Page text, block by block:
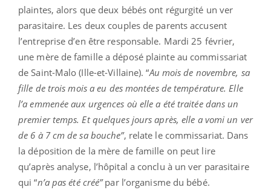
plaintes, alors que deux bébés ont régurgité un ver
parasitaire. Les deux couples de parents accusent
l’entreprise d’en être responsable. Mardi 25 février,
une mère de famille a déposé plainte au commissariat
de Saint-Malo (Ille-et-Villaine). “Au mois de novembre, sa
fille de trois mois a eu des montées de température. Elle
l’a emmenée aux urgences où elle a été traitée dans un
premier temps. Et quelques jours après, elle a vomi un ver
de 6 à 7 cm de sa bouche”, relate le commissariat. Dans
la déposition de la mère de famille on peut lire
qu’après analyse, l’hôpital a conclu à un ver parasitaire
qui “n’a pas été créé”par l’organisme du bébé.